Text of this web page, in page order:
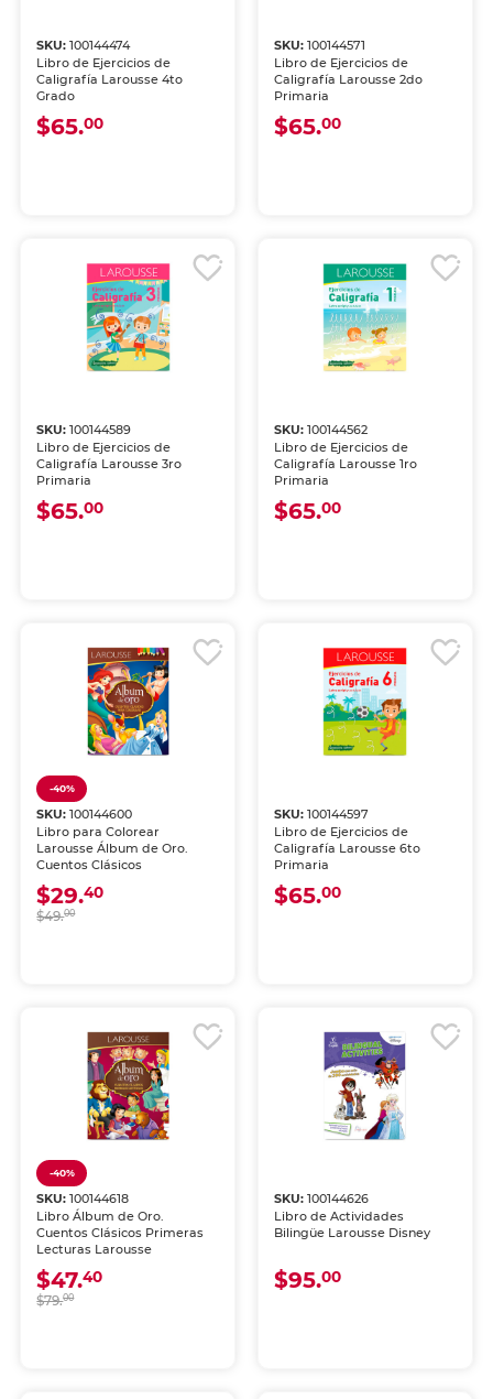
SKU:100144474
Libro de Ejercicios de
Caligrafía Larousse 4to
Grado
$65.00
SKU: 100144571
Libro de Ejercicios de
Caligrafía Larousse 2do
Primaria
$65.00
SKU:100144589
Libro de Ejercicios de
Caligrafía Larousse 3ro
Primaria
$65.00
SKU: 100144562
Libro de Ejercicios de
Caligrafía Larousse 1ro
Primaria
$65.00
-40%
SKU:100144600
Libro para Colorear
Larousse Álbum de Oro.
Cuentos Clásicos
$29.40
$49.00
SKU: 100144597
Libro de Ejercicios de
Caligrafía Larousse 6to
Primaria
$65.00
-40%
SKU:100144618
Libro Álbum de Oro.
Cuentos Clásicos Primeras
Lecturas Larousse
$47.40
$79.00
SKU: 100144626
Libro de Actividades
Bilingüe Larousse Disney
$95.00